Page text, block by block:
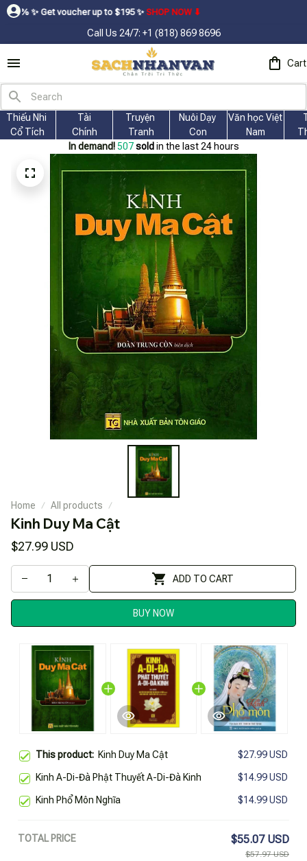
voucher up to $195ㅤ ✨ㅤSHOP NOW ⬇
Call Us 24/7: +1 (818) 869 8696
Cart
Thiếu Nhi
Cổ Tích
Tài
Chính
Truyện
Tranh
Nuôi Dạy
Con
Văn học Việt
Nam
In demand! 511 sold in the last 24 hours
Home All products
Kinh Duy Ma Cật
$27.99 USD
ADD TO CART
BUY NOW
This product: Kinh Duy Ma Cật $27.99 USD
Kinh A-Di-Đà Phật Thuyết A-Di-Đà Kinh $14.99 USD
Kinh Phổ Môn Nghĩa $14.99 USD
TOTAL PRICE $55.07 USD
$57.97 USD